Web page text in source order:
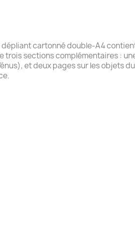
cartonné double-A4
trois sections complémentaires :
et deux pages sur les objets